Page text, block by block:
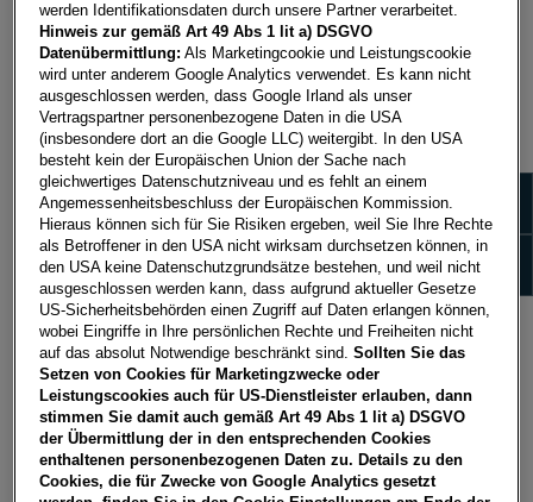
Zeige
SPAREN BANKING & APP - FAQ
Welche Voraussetzungen sind für die Eröffnung
eines Sparkontos zu erfüllen?
Was ist ein Referenzkonto?
Was ist eine IBAN?
Was bedeutet Legitimierung?
Welche Dokumente werden zur Legitimierung
benötigt?
werden Identifikationsdaten durch unsere Partner verarbeitet.
Hinweis zur gemäß Art 49 Abs 1 lit a) DSGVO
Datenübermittlung: Als Marketingcookie und Leistungscookie
wird unter anderem Google Analytics verwendet. Es kann nicht
ausgeschlossen werden, dass Google Irland als unser
Vertragspartner personenbezogene Daten in die USA
(insbesondere dort an die Google LLC) weitergibt. In den USA
besteht kein der Europäischen Union der Sache nach
gleichwertiges Datenschutzniveau und es fehlt an einem
Angemessenheitsbeschluss der Europäischen Kommission.
Hieraus können sich für Sie Risiken ergeben, weil Sie Ihre Rechte
als Betroffener in den USA nicht wirksam durchsetzen können, in
den USA keine Datenschutzgrundsätze bestehen, und weil nicht
ausgeschlossen werden kann, dass aufgrund aktueller Gesetze
US-Sicherheitsbehörden einen Zugriff auf Daten erlangen können,
wobei Eingriffe in Ihre persönlichen Rechte und Freiheiten nicht
auf das absolut Notwendige beschränkt sind.Sollten Sie das
Setzen von Cookies für Marketingzwecke oder
Leistungscookies auch für US-Dienstleister erlauben, dann
stimmen Sie damit auch gemäß Art 49 Abs 1 lit a) DSGVO
der Übermittlung der in den entsprechenden Cookies
enthaltenen personenbezogenen Daten zu. Details zu den
Cookies, die für Zwecke von Google Analytics gesetzt